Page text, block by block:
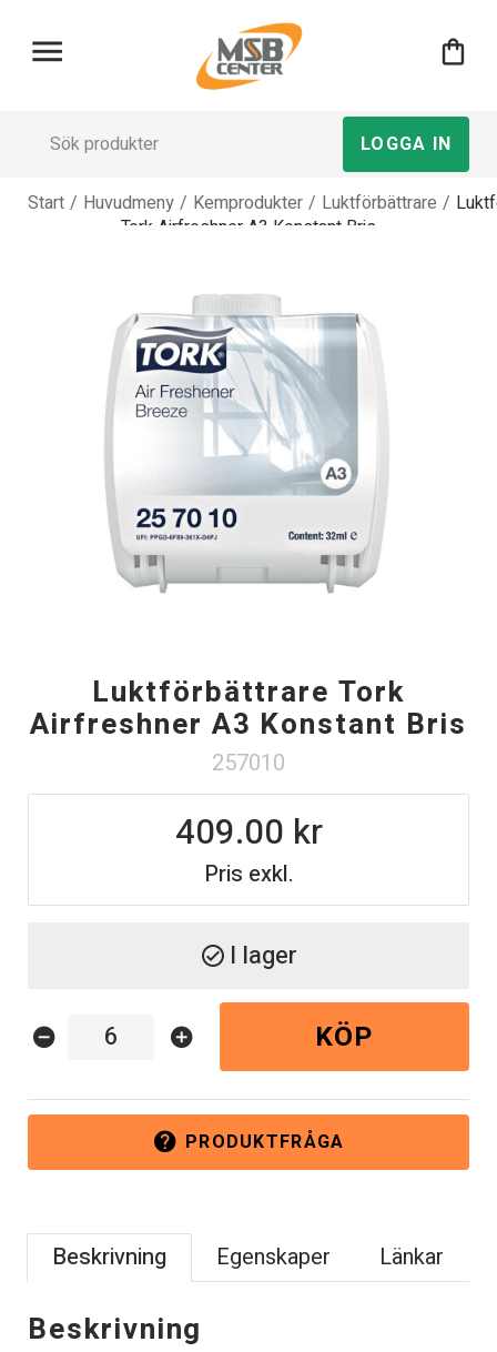
menu shopping_bag
LOGGA IN
Start / Huvudmeny / Kemprodukter / Luktförbättrare /
Tork Airfreshner A3 Konstant Bris
Luktförbättrare Tork
Airfreshner A3 Konstant Bris
257010
Pris exkl.
409.00
check_circle I lager
help PRODUKTFRÅGA
remove_circle add_circle KÖP
Beskrivning Egenskaper Länkar
Beskrivning